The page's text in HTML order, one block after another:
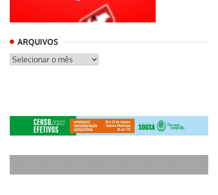
ARQUIVOS
ARQUIVOS